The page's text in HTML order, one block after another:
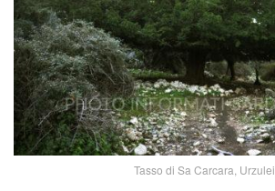
Tasso di Sa Carcara, Urzulei